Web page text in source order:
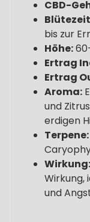
CBD-
bis zur
Höhe:
Ertrag
Ertrag
Aroma:
und
erdigen
Terpene:
Wirkung:
Wirkung,
und